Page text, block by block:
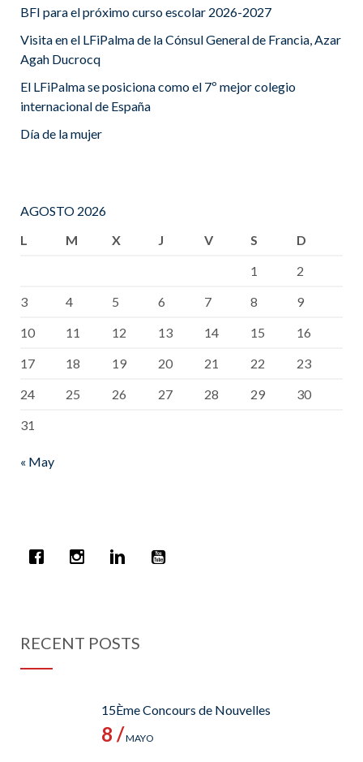
BFI para el próximo curso escolar 2026-2027
Visita en el LFiPalma de la Cónsul General de Francia, Azar
Agah Ducrocq
El LFiPalma se posiciona como el 7º mejor colegio
internacional de España
Día de la mujer
AGOSTO 2026
L
M X J V S
D
1
2
3
4 5 6 7 8
9
10
11 12 13 14 15
16
17
18 19 20 21 22
23
24
25 26 27 28 29
30
31
« May
RECENT POSTS
15Ème Concours de Nouvelles
8 /MAYO